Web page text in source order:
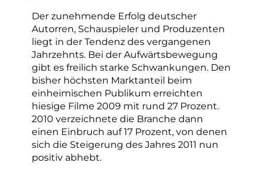
Der zunehmende Erfolg deutscher
Autorren, Schauspieler und Produzenten
liegt in der Tendenz des vergangenen
Jahrzehnts. Bei der Aufwärtsbewegung
gibt es freilich starke Schwankungen. Den
bisher höchsten Marktanteil beim
einheimischen Publikum erreichten
hiesige Filme 2009 mit rund 27 Prozent.
2010 verzeichnete die Branche dann
einen Einbruch auf 17 Prozent, von denen
sich die Steigerung des Jahres 2011 nun
positiv abhebt.